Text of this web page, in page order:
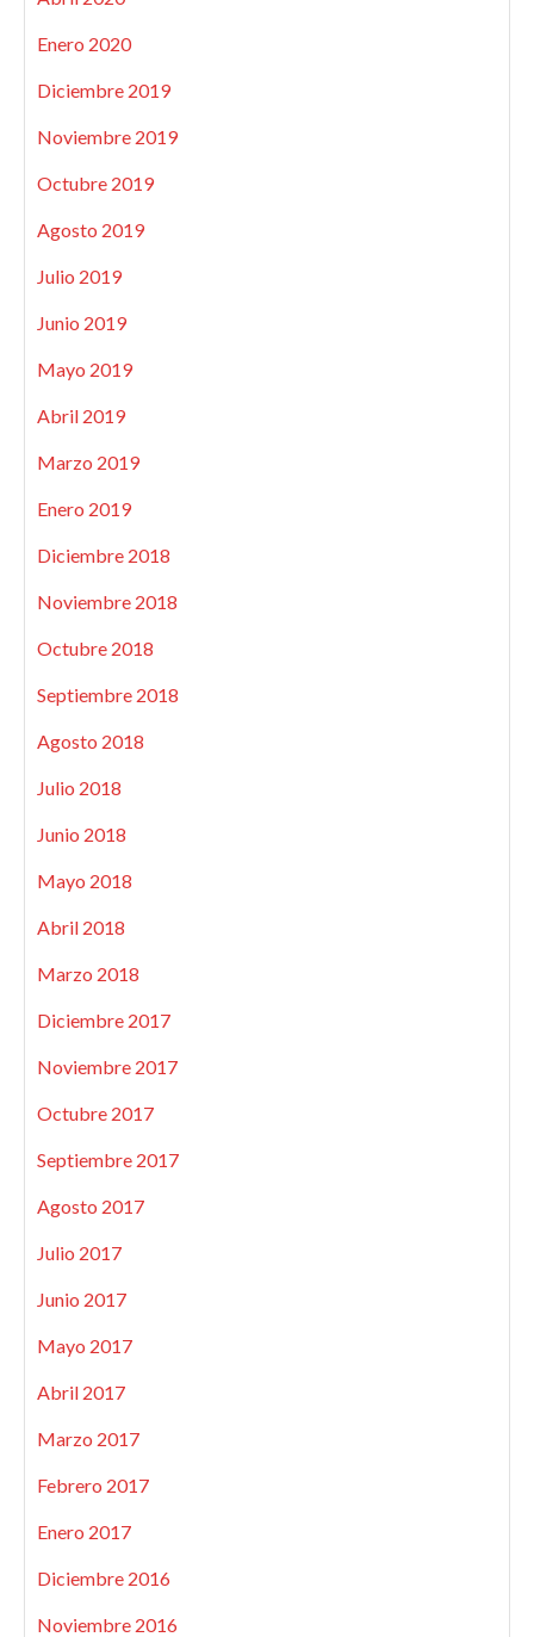
Enero 2020
Diciembre 2019
Noviembre 2019
Octubre 2019
Agosto 2019
Julio 2019
Junio 2019
Mayo 2019
Abril 2019
Marzo 2019
Enero 2019
Diciembre 2018
Noviembre 2018
Octubre 2018
Septiembre 2018
Agosto 2018
Julio 2018
Junio 2018
Mayo 2018
Abril 2018
Marzo 2018
Diciembre 2017
Noviembre 2017
Octubre 2017
Septiembre 2017
Agosto 2017
Julio 2017
Junio 2017
Mayo 2017
Abril 2017
Marzo 2017
Febrero 2017
Enero 2017
Diciembre 2016
Noviembre 2016